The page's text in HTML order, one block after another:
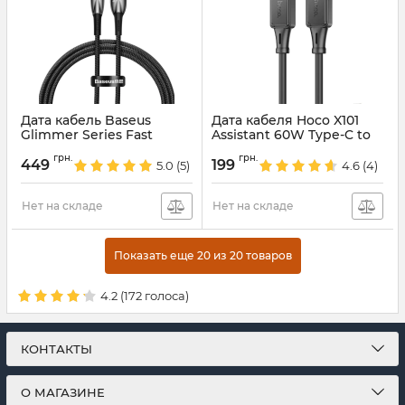
Дата кабель Baseus
Glimmer Series Fast
для Type-C 100W 2m
449 грн.
5.0 (5)
Нет на складе
Дата кабеля Hoco X101
Assistant 60W Type-C to
Артикул:74616
199 грн.
4.6 (4)
Нет на складе
Показать еще 20 из 20 товаров
4.2 (172 голоса)
КОНТАКТЫ
О МАГАЗИНЕ